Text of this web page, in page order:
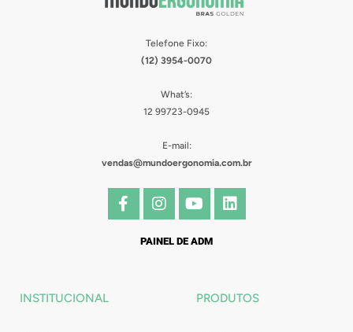
Telefone Fixo:
(12) 3954-0070
What’s:
12 99723-0945
E-mail:
vendas@mundoergonomia.com.br
F
a
I
n
t
Y
o
t
e
L
i
i
n
PAINEL DE ADM
INSTITUCIONAL PRODUTOS